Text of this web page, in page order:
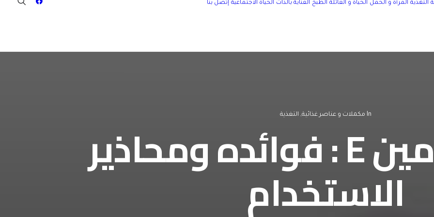
التغذية المرأة و الحمل الحياة و العائلة الطبخ العناية بالذات الحياة الاجتماعية إتصل بنا
In مكملات و عناصر غذائية, التغذية
زيت فيتامين E : فوائده ومحاذير
الاستخدام